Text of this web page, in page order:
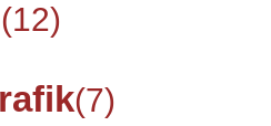
(12)
(7)